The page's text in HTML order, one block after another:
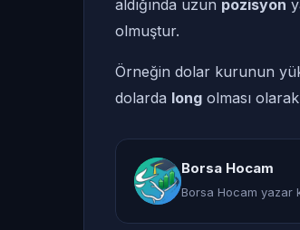
aldığında uzun pozisyon
olmuştur.
Örneğin dolar kurunun
dolarda long olması
Borsa Hocam
Borsa Hocam yazar